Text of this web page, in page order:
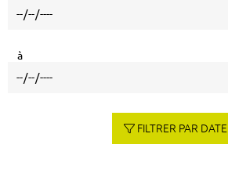
à
FILTRER PAR DATE